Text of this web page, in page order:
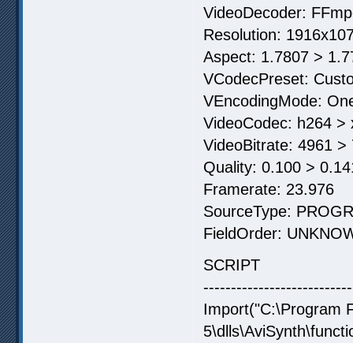
VideoDecoder:
Resolution:
Aspect: 1.7807 >
VCodecPreset:
VEncodingMode:
VideoCodec: h264 >
VideoBitrate: 4961 >
Quality: 0.100 >
Framerate: 23.976
SourceType:
FieldOrder:
SCRIPT
Import("C:\Program